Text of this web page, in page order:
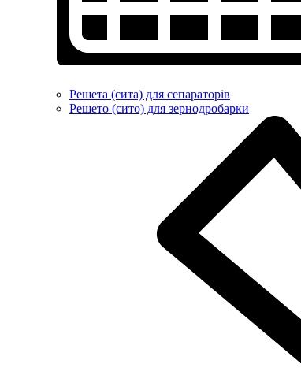
Решета (сита) для сепараторів
Решето (сито) для зернодробарки